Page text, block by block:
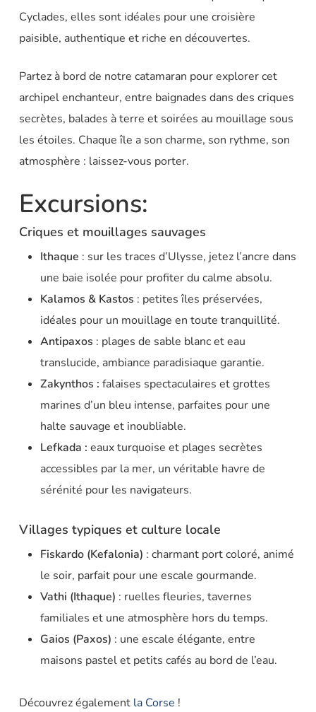
Cyclades, elles sont idéales pour une croisière
paisible, authentique et riche en découvertes.
Partez à bord de notre catamaran pour explorer cet
archipel enchanteur, entre baignades dans des criques
secrètes, balades à terre et soirées au mouillage sous
les étoiles. Chaque île a son charme, son rythme, son
atmosphère : laissez-vous porter.
Excursions:
Criques et mouillages sauvages
Ithaque : sur les traces d’Ulysse, jetez l’ancre dans
une baie isolée pour profiter du calme absolu.
Kalamos & Kastos : petites îles préservées,
idéales pour un mouillage en toute tranquillité.
Antipaxos : plages de sable blanc et eau
translucide, ambiance paradisiaque garantie.
Zakynthos : falaises spectaculaires et grottes
marines d’un bleu intense, parfaites pour une
halte sauvage et inoubliable.
Lefkada : eaux turquoise et plages secrètes
accessibles par la mer, un véritable havre de
sérénité pour les navigateurs.
Villages typiques et culture locale
Fiskardo (Kefalonia) : charmant port coloré, animé
le soir, parfait pour une escale gourmande.
Vathi (Ithaque) : ruelles fleuries, tavernes
familiales et une atmosphère hors du temps.
Gaios (Paxos) : une escale élégante, entre
maisons pastel et petits cafés au bord de l’eau.
Découvrez également la Corse !